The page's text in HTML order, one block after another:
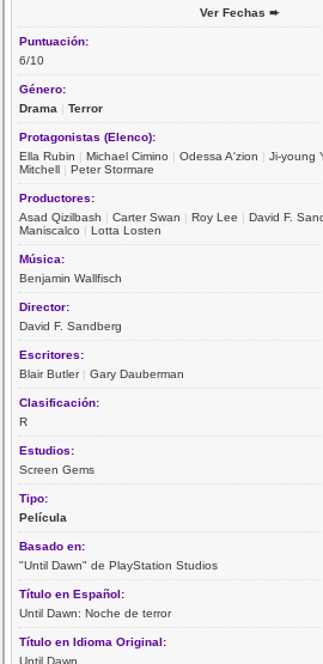
Ver Fechas ➨
Puntuación:
6/10
Género:
Drama |Terror
Protagonistas (Elenco):
Ella Rubin |Michael Cimino |Odessa A'zion |Ji-young
Mitchell |Peter Stormare
Productores:
Asad Qizilbash |Carter Swan |Roy Lee |David F.
Maniscalco |Lotta Losten
Música:
Benjamin Wallfisch
Director:
David F. Sandberg
Escritores:
Blair Butler|Gary Dauberman
Clasificación:
R
Estudios:
Screen Gems
Tipo:
Película
Basado en:
"Until Dawn" de PlayStation Studios
Título en Español:
Until Dawn: Noche de terror
Título en Idioma Original:
Until Dawn